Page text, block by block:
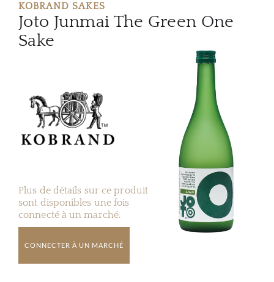
KOBRAND SAKES
Joto Junmai The Green One
Sake
Plus de détails sur ce produit
sont disponibles une fois
connecté à un marché.
CONNECTER À UN MARCHÉ